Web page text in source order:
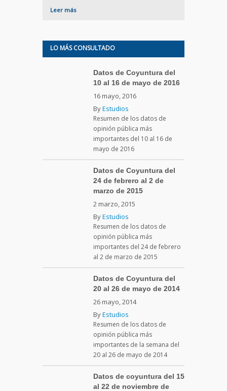
Leer más
LO MÁS CONSULTADO
Datos de Coyuntura del
10 al 16 de mayo de 2016
16 mayo, 2016
ByEstudios
Resumen de los datos de
opinión pública más
importantes del 10 al 16 de
mayo de 2016
Datos de Coyuntura del
24 de febrero al 2 de
marzo de 2015
2 marzo, 2015
ByEstudios
Resumen de los datos de
opinión pública más
importantes del 24 de febrero
al 2 de marzo de 2015
Datos de Coyuntura del
20 al 26 de mayo de 2014
26 mayo, 2014
ByEstudios
Resumen de los datos de
opinión pública más
importantes de la semana del
20 al 26 de mayo de 2014
Datos de coyuntura del 15
al 22 de noviembre de